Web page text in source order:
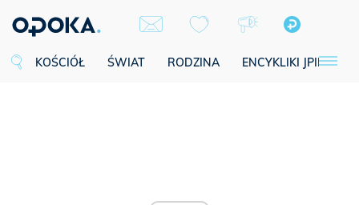
KOŚCIÓŁ ŚWIAT RODZINA ENCYKLIKI JPII